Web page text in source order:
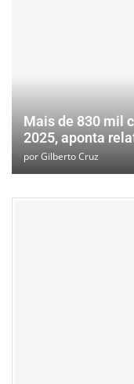
Mais de 830 mil
2025, aponta
porGilberto Cruz